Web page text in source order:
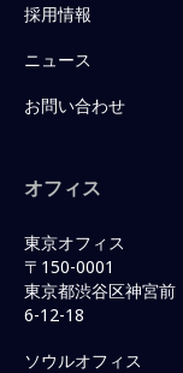
採用情報
ニュース
お問い合わせ
オフィス
東京オフィス
〒150-0001
東京都渋谷区神宮前
6-12-18
ソウルオフィス